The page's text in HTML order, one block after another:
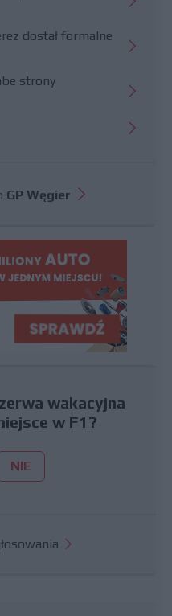
dostał formalne
strony
GP Węgier
wakacyjna
w F1?
NIE